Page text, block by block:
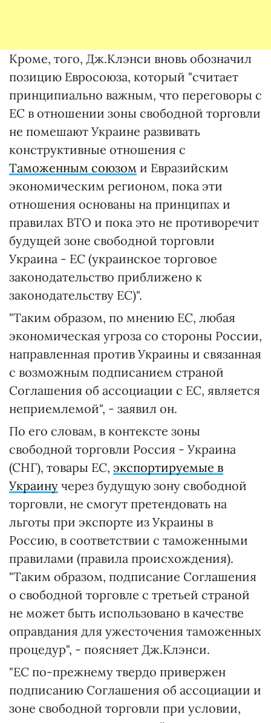
Кроме, того, Дж.Клэнси вновь обозначил
позицию Евросоюза, который "считает
принципиально важным, что переговоры с
ЕС в отношении зоны свободной торговли
не помешают Украине развивать
конструктивные отношения с
Таможенным союзом и Евразийским
экономическим регионом, пока эти
отношения основаны на принципах и
правилах ВТО и пока это не противоречит
будущей зоне свободной торговли
Украина - ЕС (украинское торговое
законодательство приближено к
законодательству ЕС)".
"Таким образом, по мнению ЕС, любая
экономическая угроза со стороны России,
направленная против Украины и связанная
с возможным подписанием страной
Соглашения об ассоциации с ЕС, является
неприемлемой", - заявил он.
По его словам, в контексте зоны
свободной торговли Россия - Украина
(СНГ), товары ЕС, экспортируемые в
Украину через будущую зону свободной
торговли, не смогут претендовать на
льготы при экспорте из Украины в
Россию, в соответствии с таможенными
правилами (правила происхождения).
"Таким образом, подписание Соглашения
о свободной торговле с третьей страной
не может быть использовано в качестве
оправдания для ужесточения таможенных
процедур", - поясняет Дж.Клэнси.
"ЕС по-прежнему твердо привержен
подписанию Соглашения об ассоциации и
зоне свободной торговли при условии,